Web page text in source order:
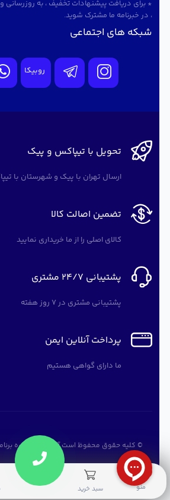
* برای دریافت پیشنهادات تخفیف ، به روزرسانی
، در خبرنامه ما مشترک شوید.
شبکه های اجتماعی
روبیکا
تحویل با تیپاکس و پیک
ارسال تهران با پیک و شهرستان با
تضمین اصالت کالا
کالای اصلی را از ما خریداری نمایید
پشتیبانی 24/7 مشتری
پشتیبانی مشتری در 7 روز هفته
پرداخت آنلاین ایمن
ما دارای گواهی هستیم
© کلیه حقوق محفوظ استآرته سافت دوره
منو
0
سبد خرید